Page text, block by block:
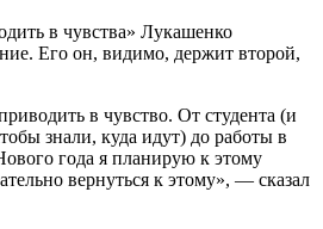
в чувства» Лукашенко
Его он, видимо, держит второй,
в чувство. От студента (и
знали, куда идут) до работы в
года я планирую к этому
вернуться к этому», — сказал